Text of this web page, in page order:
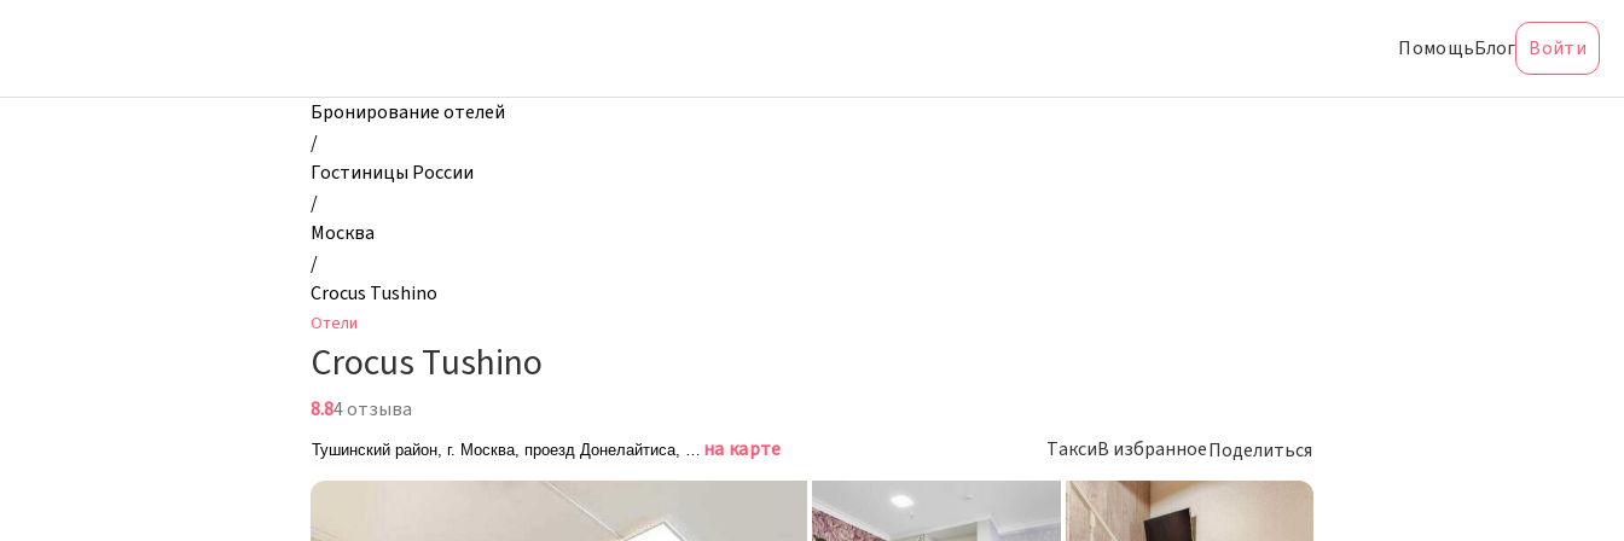
Crocus
ПомощьБлог Войти
Бронирование отелей
/
Гостиницы России
/
Москва
/
Crocus Tushino
Отели
Crocus Tushino
8.84 отзыва
Тушинский район, г. Москва, проезд Донелайтиса, д. 14на карте ТаксиВ избранноеПоделиться